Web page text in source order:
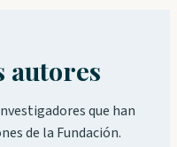
autores
que han
de la Fundación.